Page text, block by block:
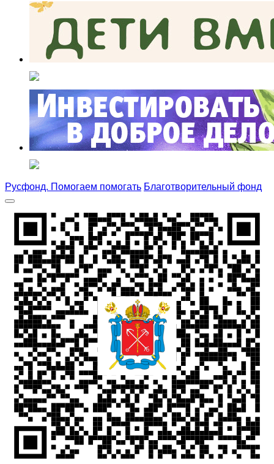
Русфонд. Помогаем помогать Благотворительный фонд